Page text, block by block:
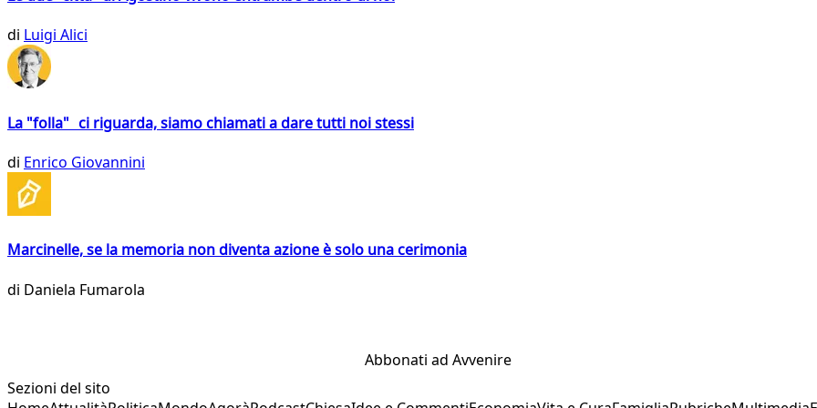
di Luigi Alici
La "folla" ci riguarda, siamo chiamati a dare tutti noi stessi
di Enrico Giovannini
Marcinelle, se la memoria non diventa azione è solo una cerimonia
di Daniela Fumarola
Abbonati ad Avvenire
Sezioni del sito